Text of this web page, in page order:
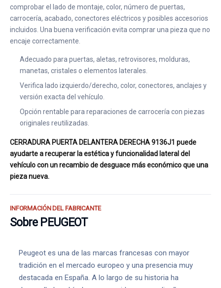
comprobar el lado de montaje, color, número de puertas,
carrocería, acabado, conectores eléctricos y posibles accesorios
incluidos. Una buena verificación evita comprar una pieza que no
encaje correctamente.
Adecuado para puertas, aletas, retrovisores, molduras,
manetas, cristales o elementos laterales.
Verifica lado izquierdo/derecho, color, conectores, anclajes y
versión exacta del vehículo.
Opción rentable para reparaciones de carrocería con piezas
originales reutilizadas.
CERRADURA PUERTA DELANTERA DERECHA 9136J1 puede
ayudarte a recuperar la estética y funcionalidad lateral del
vehículo con un recambio de desguace más económico que una
pieza nueva.
INFORMACIÓN DEL FABRICANTE
Sobre PEUGEOT
Peugeot es una de las marcas francesas con mayor
tradición en el mercado europeo y una presencia muy
destacada en España. A lo largo de su historia ha